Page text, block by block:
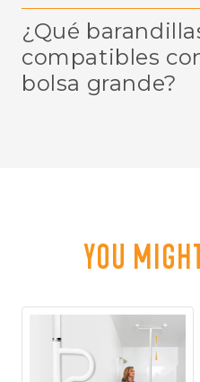
¿Qué
compatibles
bolsa grande?
YOU